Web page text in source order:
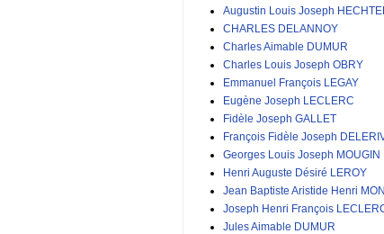
Augustin Louis Joseph
CHARLES DELANNOY
Charles Aimable DUMUR
Charles Louis Joseph OBRY
Emmanuel François LEGAY
Eugène Joseph LECLERC
Fidèle Joseph GALLET
François Fidèle Joseph
Georges Louis Joseph MOUGIN
Henri Auguste Désiré LEROY
Jean Baptiste Aristide Henri
Joseph Henri François
Jules Aimable DUMUR